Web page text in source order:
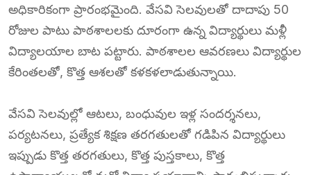
అధికారికంగా ప్రారంభమైంది. వేసవి సెలవులతో దాదాపు 50
రోజుల పాటు పాఠశాలలకు దూరంగా ఉన్న విద్యార్థులు మళ్లీ
విద్యాలయాల బాట పట్టారు. పాఠశాలల ఆవరణలు విద్యార్థుల
కేరింతలతో, కొత్త ఆశలతో కళకళలాడుతున్నాయి.
వేసవి సెలవుల్లో ఆటలు, బంధువుల ఇళ్ల సందర్శనలు,
పర్యటనలు, ప్రత్యేక శిక్షణ తరగతులతో గడిపిన విద్యార్థులు
ఇప్పుడు కొత్త తరగతులు, కొత్త పుస్తకాలు, కొత్త